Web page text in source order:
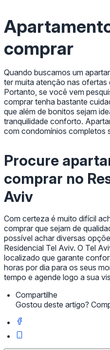
comprar
Quando buscamos um
ter muita atenção nas
Portanto, se você vem
comprar tenha bastante
que além de bonitos sejam
tranquilidade conforto.
com condomínios completos
Procure
comprar no
Aviv
Com certeza é muito difícil
comprar que sejam de
possível achar diversas
Residencial Tel Aviv. O Tel
localizado que garante
horas por dia para os seus
tempo e agende logo a sua
Compartilhe
Gostou deste artigo?